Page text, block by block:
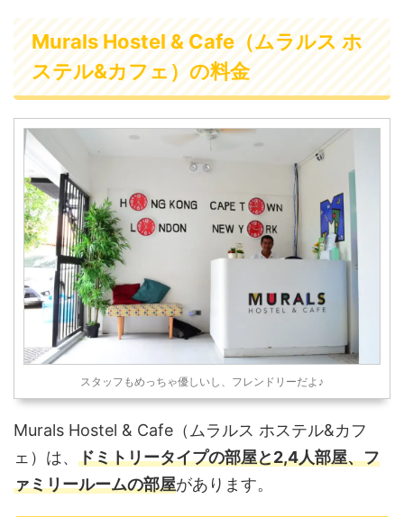
Murals Hostel & Cafe（ムラルス ホ
ステル&カフェ）の料金
スタッフもめっちゃ優しいし、フレンドリーだよ♪
Murals Hostel & Cafe（ムラルス ホステル&カフ
ェ）は、 ドミトリータイプの部屋と2,4人部屋、フ
ァミリールームの部屋があります。